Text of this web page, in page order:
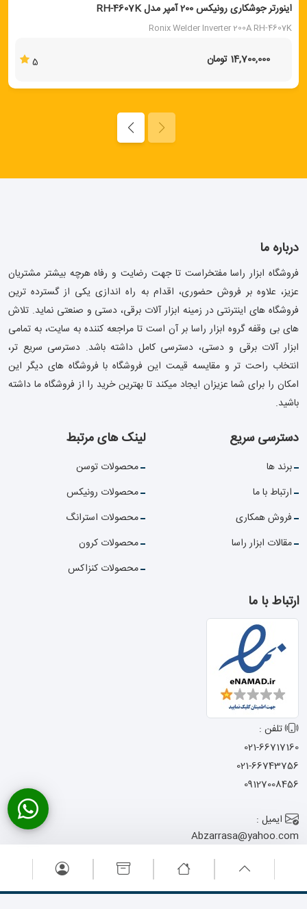
اینورتر جوشکاری رونیکس 200 آمپر مدل RH-4607K
Ronix Welder Inverter 200A RH-4607K
14,700,000 تومان 5
درباره ما
فروشگاه ابزار راسا مفتخراست تا جهت رضایت و رفاه هرچه بیشتر مشتریان
عزیز، علاوه بر فروش حضوری، اقدام به راه اندازی یکی از گسترده ترین
فروشگاه های اینترنتی در زمینه ابزار آلات برقی، دستی و صنعتی نماید. تلاش
های بی وقفه گروه ابزار راسا بر آن است تا مراجعه کننده به سایت، به تمامی
ابزار آلات برقی و دستی، دسترسی کامل داشته باشد. دسترسی سریع تر،
انتخاب راحت تر و مقایسه قیمت این فروشگاه با فروشگاه های دیگر این
امکان را برای شما عزیزان ایجاد میکند تا بهترین خرید را از فروشگاه ما داشته
باشید.
دسترسی سریع
برند ها
ارتباط با ما
فروش همکاری
مقالات ابزار راسا
لینک های مرتبط
محصولات توسن
محصولات رونیکس
محصولات استرانگ
محصولات کرون
محصولات کنزاکس
ارتباط با ما
تلفن :
021-66717160
021-66743756
09127008456
ایمیل :
Abzarrasa@yahoo.com
آدرس :
تهران - خیابان امام
خمینی - نرسیده به میدان حسن آباد